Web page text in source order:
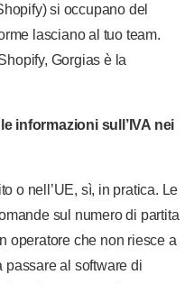
si occupano del
lasciano al tuo team.
Gorgias è la
informazioni sull’IVA nei
o nell’UE, sì, in pratica. Le
sul numero di partita
operatore che non riesce a
passare al software di